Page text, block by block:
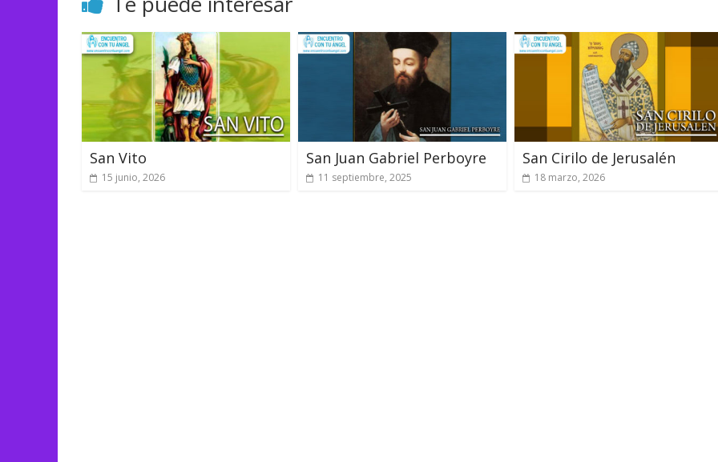
San Vito
15 junio, 2026
San Juan Gabriel Perboyre
11 septiembre, 2025
San Cirilo de Jerusalén
18 marzo, 2026